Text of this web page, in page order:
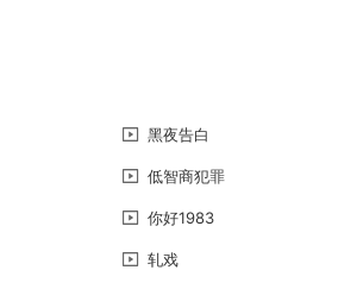
黑夜告白
低智商犯罪
你好1983
轧戏